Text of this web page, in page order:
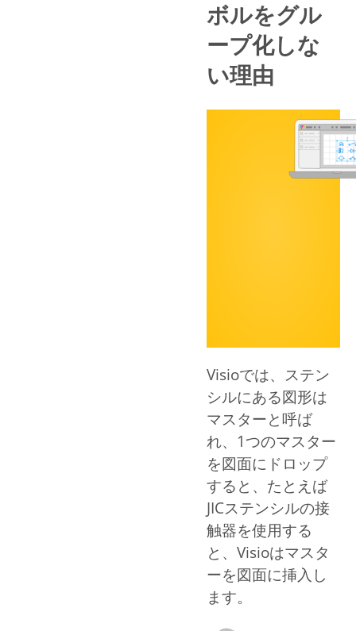
ボルをグル
ープ化しな
い理由
Visioでは、ステン
シルにある図形は
マスターと呼ば
れ、1つのマスター
を図面にドロップ
すると、たとえば
JICステンシルの接
触器を使用する
と、Visioはマスタ
ーを図面に挿入し
ます。